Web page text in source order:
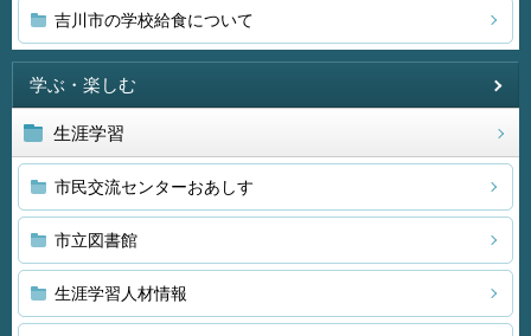
吉川市の学校給食について
学ぶ・楽しむ
生涯学習
市民交流センターおあしす
市立図書館
生涯学習人材情報